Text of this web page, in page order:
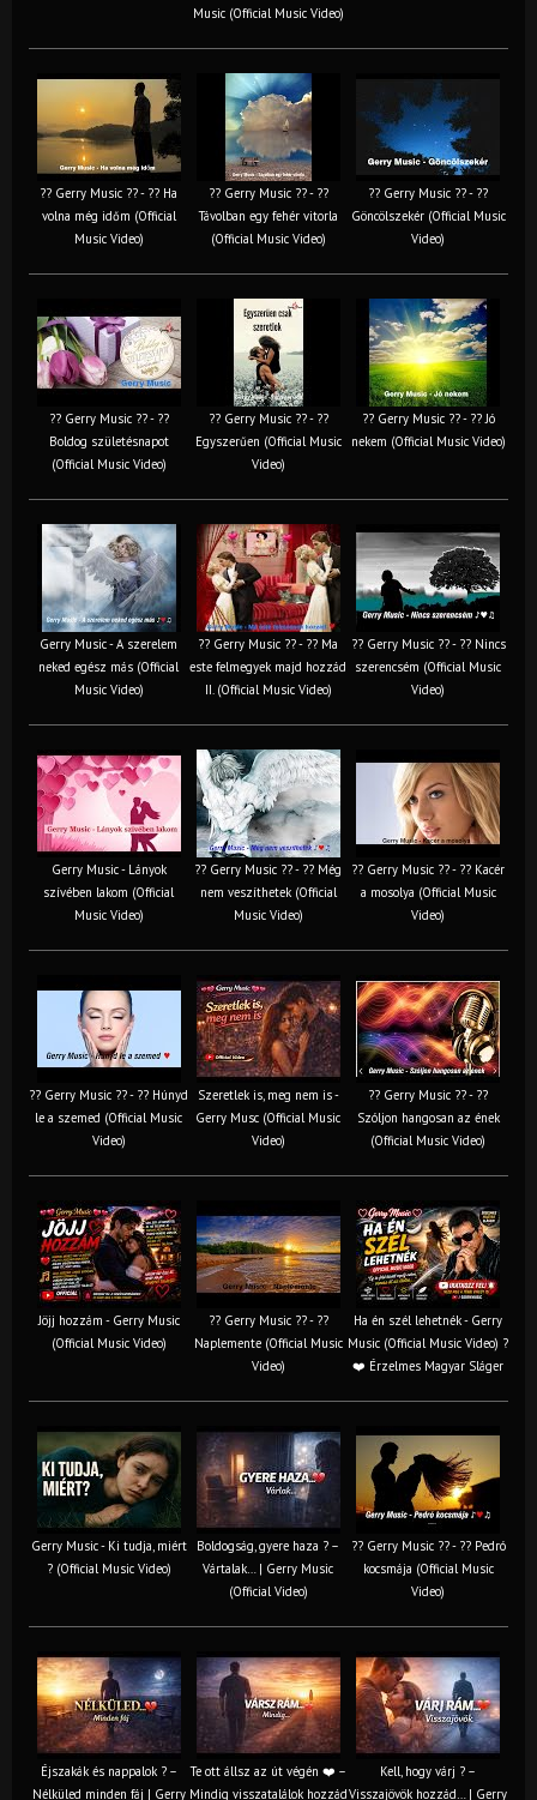
Music (Official Music Video)
?? Gerry Music ?? - ?? Ha
volna még időm (Official
Music Video)
?? Gerry Music ?? - ??
Távolban egy fehér vitorla
(Official Music Video)
?? Gerry Music ?? - ??
Göncölszekér (Official Music
Video)
?? Gerry Music ?? - ??
Boldog születésnapot
(Official Music Video)
?? Gerry Music ?? - ??
Egyszerűen (Official Music
Video)
?? Gerry Music ?? - ?? Jó
nekem (Official Music Video)
Gerry Music - A szerelem
neked egész más (Official
Music Video)
?? Gerry Music ?? - ?? Ma
este felmegyek majd hozzád
II. (Official Music Video)
?? Gerry Music ?? - ?? Nincs
szerencsém (Official Music
Video)
Gerry Music - Lányok
szívében lakom (Official
Music Video)
?? Gerry Music ?? - ?? Még
nem veszíthetek (Official
Music Video)
?? Gerry Music ?? - ?? Kacér
a mosolya (Official Music
Video)
?? Gerry Music ?? - ?? Húnyd
le a szemed (Official Music
Video)
Szeretlek is, meg nem is -
Gerry Musc (Official Music
Video)
?? Gerry Music ?? - ??
Szóljon hangosan az ének
(Official Music Video)
Jöjj hozzám - Gerry Music
(Official Music Video)
?? Gerry Music ?? - ??
Naplemente (Official Music
Video)
Ha én szél lehetnék - Gerry
Music (Official Music Video) ?️
❤️ Érzelmes Magyar Sláger
Gerry Music - Ki tudja, miért
? (Official Music Video)
Boldogság, gyere haza ? –
Vártalak… | Gerry Music
(Official Video)
?? Gerry Music ?? - ?? Pedró
kocsmája (Official Music
Video)
Éjszakák és nappalok ? –
Nélküled minden fáj | Gerry
Te ott állsz az út végén ❤️ –
Mindig visszatalálok hozzád
Kell, hogy várj ? –
Visszajövök hozzád… | Gerry